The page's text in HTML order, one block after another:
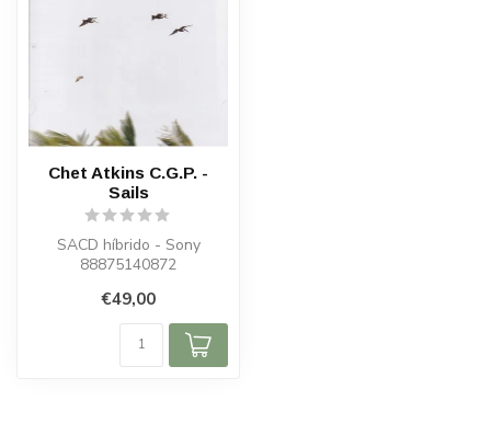
Chet Atkins C.G.P. -
Sails
SACD híbrido - Sony
88875140872
€49,00